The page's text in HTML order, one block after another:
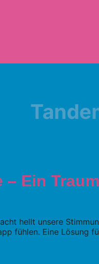
Ein
hellt unsere
fühlen. Eine Lösung